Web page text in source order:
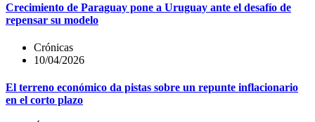
Crecimiento de Paraguay pone a Uruguay ante el desafío de
repensar su modelo
Crónicas
10/04/2026
El terreno económico da pistas sobre un repunte inflacionario
en el corto plazo